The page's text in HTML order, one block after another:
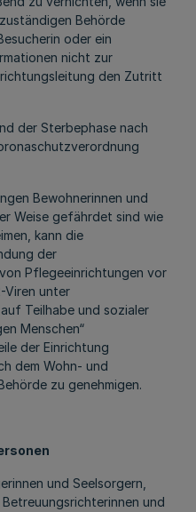
Behörde
oder ein
nicht zur
den Zutritt
der Sterbephase nach
Bewohnerinnen und
Weise gefährdet sind wie
kann die
der
Pflegeeinrichtungen vor
Viren unter
Teilhabe und sozialer
Menschen“
der Einrichtung
dem Wohn- und
zu genehmigen.
und Seelsorgern,
und